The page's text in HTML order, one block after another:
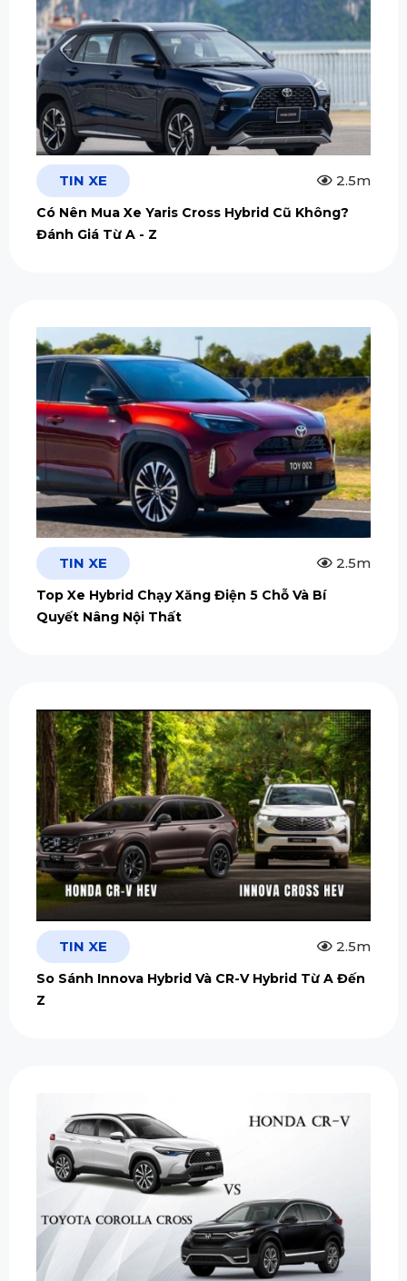
TIN XE 2.5m
Có Nên Mua Xe Yaris Cross Hybrid Cũ Không?
Đánh Giá Từ A - Z
TIN XE 2.5m
Top Xe Hybrid Chạy Xăng Điện 5 Chỗ Và Bí
Quyết Nâng Nội Thất
TIN XE 2.5m
So Sánh Innova Hybrid Và CR-V Hybrid Từ A Đến
Z